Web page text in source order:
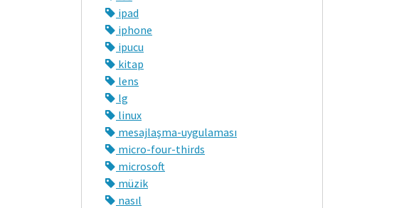
ipad
iphone
ipucu
kitap
lens
lg
linux
mesajlaşma-uygulaması
micro-four-thirds
microsoft
müzik
nasıl